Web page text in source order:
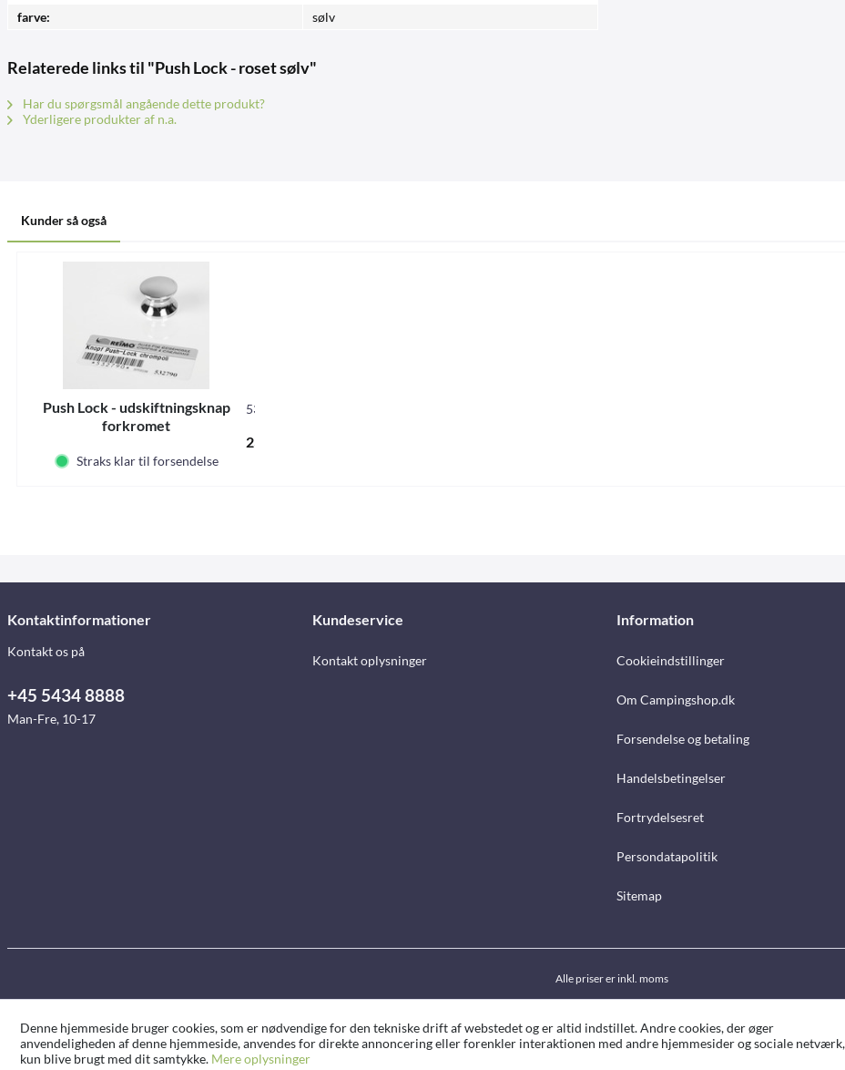
farve:
sølv
Relaterede links til "Push Lock - roset sølv"
Har du spørgsmål angående dette produkt?
Yderligere produkter af n.a.
Kunder så også
Push Lock - udskiftningsknap
forkromet
532790
23,30 DKK *
Straks klar til forsendelse
Kontaktinformationer
Kontakt os på
+45 5434 8888
Man-Fre, 10-17
Kundeservice
Kontakt oplysninger
Information
Cookieindstillinger
Om Campingshop.dk
Forsendelse og betaling
Handelsbetingelser
Fortrydelsesret
Persondatapolitik
Sitemap
Alle priser er inkl. moms
Denne hjemmeside bruger cookies, som er nødvendige for den tekniske drift af webstedet og er altid indstillet. Andre cookies, der øger
anvendeligheden af denne hjemmeside, anvendes for direkte annoncering eller forenkler interaktionen med andre hjemmesider og sociale
kun blive brugt med dit samtykke. Mere oplysninger